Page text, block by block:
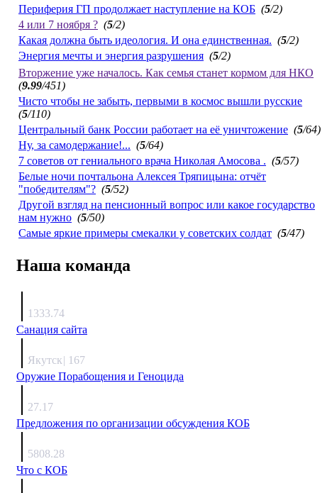
Периферия ГП продолжает наступление на КОБ (5/2)
4 или 7 ноября ? (5/2)
Какая должна быть идеология. И она единственная. (5/2)
Энергия мечты и энергия разрушения (5/2)
Вторжение уже началось. Как семья станет кормом для НКО
(9.99/451)
Чисто чтобы не забыть, первыми в космос вышли русские
(5/110)
Центральный банк России работает на её уничтожение (5/64)
Ну, за самодержание!... (5/64)
7 советов от гениального врача Николая Амосова . (5/57)
Белые ночи почтальона Алексея Тряпицына: отчёт
"победителям"? (5/52)
Другой взгляд на пенсионный вопрос или какое государство
нам нужно (5/50)
Самые яркие примеры смекалки у советских солдат (5/47)
Наша команда
1333.74
Санация сайта
Якутск| 167
Оружие Порабощения и Геноцида
27.17
Предложения по организации обсуждения КОБ
5808.28
Что с КОБ